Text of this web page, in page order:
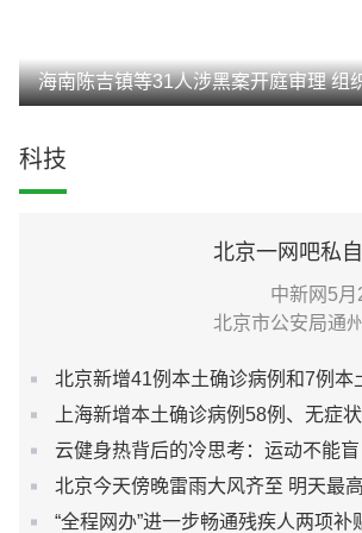
科技
中新网5月
北京市公安局通
北京新增41例本土确诊病例和7例本土无症
上海新增本土确诊病例58例、无症状感
云健身热背后的冷思考：运动不能盲目跟风而
北京今天傍晚雷雨大风齐至 明天最高气温降
“全程网办”进一步畅通残疾人两项补贴